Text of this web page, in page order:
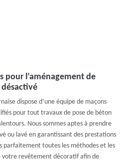
pour l’aménagement de
dispose d’une équipe de maçons
pour tout travaux de pose de béton
Nous sommes aptes à prendre
ou lavé en garantissant des prestations
parfaitement toutes les méthodes et les
votre revêtement décoratif afin de